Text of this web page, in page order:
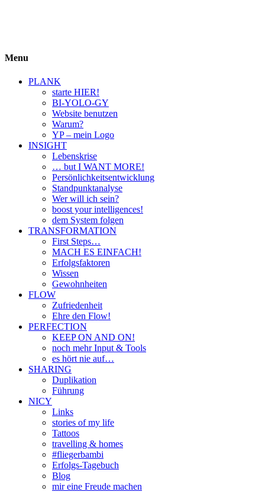
Menu
PLANK
starte HIER!
BI-YOLO-GY
Website benutzen
Warum?
YP – mein Logo
INSIGHT
Lebenskrise
… but I WANT MORE!
Persönlichkeitsentwicklung
Standpunktanalyse
Wer will ich sein?
boost your intelligences!
dem System folgen
TRANSFORMATION
First Steps…
MACH ES EINFACH!
Erfolgsfaktoren
Wissen
Gewohnheiten
FLOW
Zufriedenheit
Ehre den Flow!
PERFECTION
KEEP ON AND ON!
noch mehr Input & Tools
es hört nie auf…
SHARING
Duplikation
Führung
NICY
Links
stories of my life
Tattoos
travelling & homes
#fliegerbambi
Erfolgs-Tagebuch
Blog
mir eine Freude machen